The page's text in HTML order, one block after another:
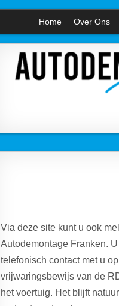
Home Over Ons
Via deze site kunt u ook
Autodemontage Franken.
telefonisch contact met u
vrijwaringsbewijs van de
het voertuig. Het blijft